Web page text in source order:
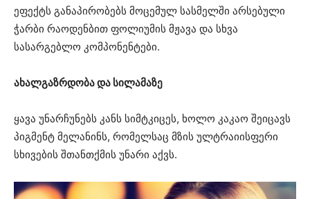
ეფექტს განაპირობებს მოცემულ სასმელში არსებული
ჭარბი რაოდენბით ფოლიუმის მჟავა და სხვა
სასარგებლო კომპონენტები.
ახალგაზრდობა და სილამაზე
ყავა უნარჩუნებს კანს სიმტკიცეს, ხოლო კაკაო შეიცავს
პიგმენტ მელანინს, რომელსაც მზის ულტრაიისფერი
სხივების შთანთქმის უნარი აქვს.